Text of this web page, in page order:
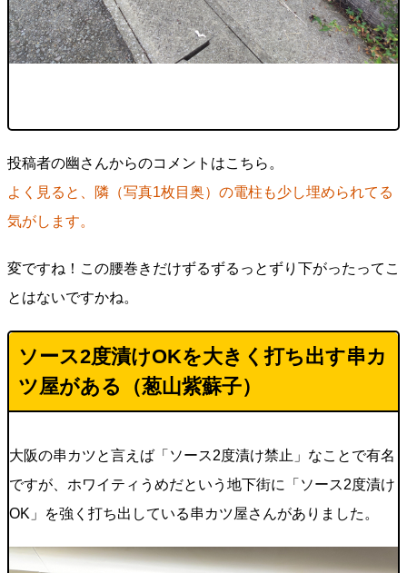
投稿者の幽さんからのコメントはこちら。
よく見ると、隣（写真1枚目奥）の電柱も少し埋められてる
気がします。
変ですね！この腰巻きだけずるずるっとずり下がったってこ
とはないですかね。
ソース2度漬けOKを大きく打ち出す串カ
ツ屋がある（葱山紫蘇子）
大阪の串カツと言えば「ソース2度漬け禁止」なことで有名
ですが、ホワイティうめだという地下街に「ソース2度漬け
OK」を強く打ち出している串カツ屋さんがありました。